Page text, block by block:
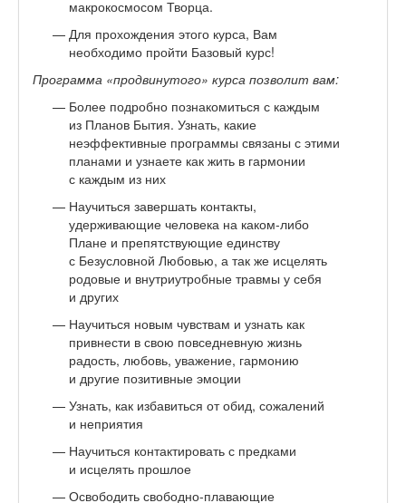
макрокосмосом Творца.
Для прохождения этого курса, Вам
необходимо пройти Базовый курс!
Программа «продвинутого» курса позволит вам:
Более подробно познакомиться с каждым
из Планов Бытия. Узнать, какие
неэффективные программы связаны с этими
планами и узнаете как жить в гармонии
с каждым из них
Научиться завершать контакты,
удерживающие человека на каком-либо
Плане и препятствующие единству
с Безусловной Любовью, а так же исцелять
родовые и внутриутробные травмы у себя
и других
Научиться новым чувствам и узнать как
привнести в свою повседневную жизнь
радость, любовь, уважение, гармонию
и другие позитивные эмоции
Узнать, как избавиться от обид, сожалений
и неприятия
Научиться контактировать с предками
и исцелять прошлое
Освободить свободно-плавающие